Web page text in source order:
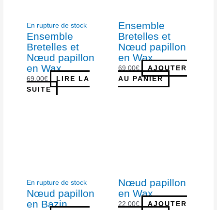
En rupture de stock
Ensemble
Bretelles et
Nœud papillon
en Wax
69,00€
LIRE LA
SUITE
Ensemble
Bretelles et
Nœud papillon
en Wax
69,00€
AJOUTER
AU PANIER
En rupture de stock
Nœud papillon
en Bazin
Nœud papillon
en Wax
22,00€
AJOUTER